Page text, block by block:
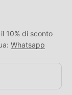
10% di sconto
Whatsapp